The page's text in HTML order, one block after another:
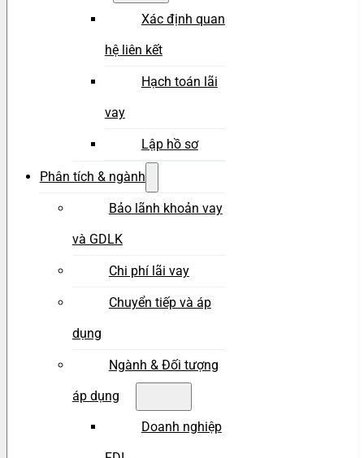
Xác định quan
hệ liên kết
Hạch toán lãi
vay
Lập hồ sơ
Phân tích & ngành
Bảo lãnh khoản vay
và GDLK
Chi phí lãi vay
Chuyển tiếp và áp
dụng
Ngành & Đối tượng
áp dụng
Doanh nghiệp